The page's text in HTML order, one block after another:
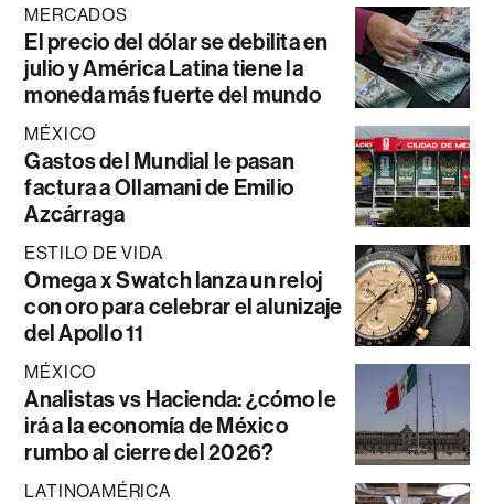
MERCADOS
El precio del dólar se debilita en
julio y América Latina tiene la
moneda más fuerte del mundo
MÉXICO
Gastos del Mundial le pasan
factura a Ollamani de Emilio
Azcárraga
ESTILO DE VIDA
Omega x Swatch lanza un reloj
con oro para celebrar el alunizaje
del Apollo 11
MÉXICO
Analistas vs Hacienda: ¿cómo le
irá a la economía de México
rumbo al cierre del 2026?
LATINOAMÉRICA